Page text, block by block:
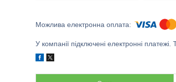
У компанії підключені електронні